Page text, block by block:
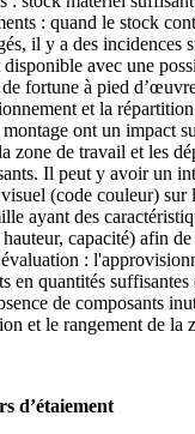
: quand le stock
il y a des incidences
avec une
fortune à pied
et la
ont un impact
zone de travail et les
Il peut y avoir un
(code couleur) sur
ayant des
capacité) afin
:
en quantités suffisantes
de composants
et le rangement de la
d’étaiement